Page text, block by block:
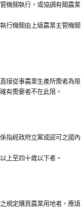
機關執行，或協調有關農業
行機關由上級農業主管機關
接從事農業生產所需者為限
有需要者不在此限。
指經政府立案或認可之國內
上至四十歲以下者。
規定購買農業用地者，應填